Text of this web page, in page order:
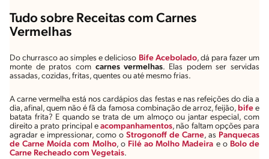
Tudo sobre Receitas com Carnes
Vermelhas
Do churrasco ao simples e delicioso Bife Acebolado, dá para fazer um
monte de pratos com carnes vermelhas. Elas podem ser servidas
assadas, cozidas, fritas, quentes ou até mesmo frias.
A carne vermelha está nos cardápios das festas e nas refeições do dia a
dia, afinal, quem não é fã da famosa combinação de arroz, feijão, bifee
batata frita? E quando se trata de um almoço ou jantar especial, com
direito a prato principal eacompanhamentos, não faltam opções para
agradar e impressionar, como o Strogonoff de Carne, as Panquecas
de Carne Moída com Molho, o Filé ao Molho Madeira e o Bolo de
Carne Recheado com Vegetais.